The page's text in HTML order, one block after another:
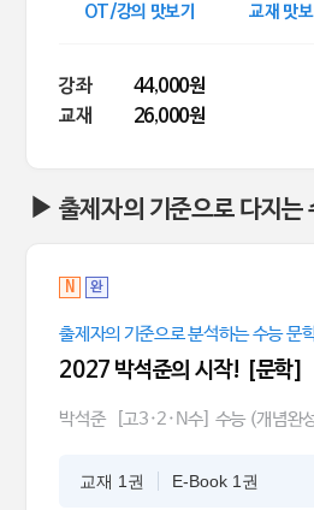
OT/강의 맛보기 교재 맛보
강좌
44,000원
교재
26,000원
▶ 출제자의 기준으로 다지는
N 완
출제자의 기준으로 분석하는 수능 문
2027 박석준의 시작! [문학]
박석준 [고3·2·N수] 수능 (개념완
교재 1권 E-Book 1권